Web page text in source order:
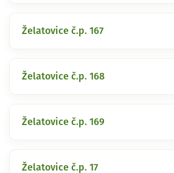
Želatovice č.p. 167
Želatovice č.p. 168
Želatovice č.p. 169
Želatovice č.p. 17